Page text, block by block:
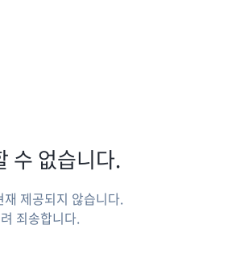
수 없습니다.
제공되지 않습니다.
죄송합니다.